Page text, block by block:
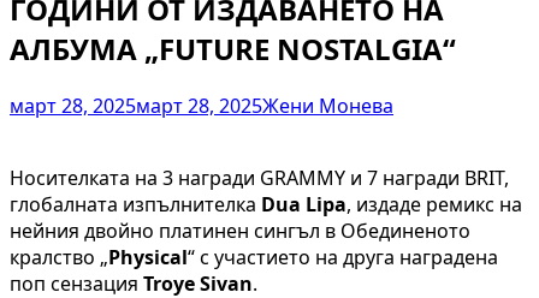
ГОДИНИ ОТ ИЗДАВАНЕТО НА
АЛБУМА „FUTURE NOSTALGIA“
март 28, 2025март 28, 2025Жени Монева
Носителката на 3 награди GRAMMY и 7 награди BRIT,
глобалната изпълнителка Dua Lipa, издаде ремикс на
нейния двойно платинен сингъл в Обединеното
кралство „Physical“ с участието на друга наградена
поп сензация Troye Sivan.